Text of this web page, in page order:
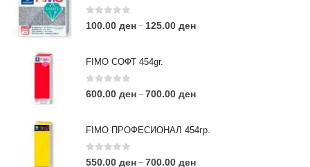
0 out of 5
100.00 ден – 125.00 ден
FIMO СОФТ 454gr.
0out of 5
600.00 ден – 700.00 ден
FIMO ПРОФЕСИОНАЛ 454гр.
0out of 5
550.00 ден – 700.00 ден